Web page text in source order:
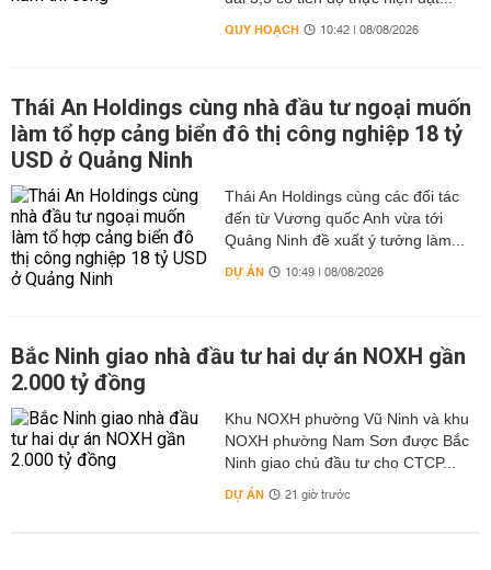
QUY HOẠCH 10:42 | 08/08/2026
Thái An Holdings cùng nhà đầu tư ngoại muốn
làm tổ hợp cảng biển đô thị công nghiệp 18 tỷ
USD ở Quảng Ninh
Thái An Holdings cùng các đối tác
đến từ Vương quốc Anh vừa tới
Quảng Ninh đề xuất ý tưởng làm...
DỰ ÁN 10:49 | 08/08/2026
Bắc Ninh giao nhà đầu tư hai dự án NOXH gần
2.000 tỷ đồng
Khu NOXH phường Vũ Ninh và khu
NOXH phường Nam Sơn được Bắc
Ninh giao chủ đầu tư cho CTCP...
DỰ ÁN 21 giờ trước